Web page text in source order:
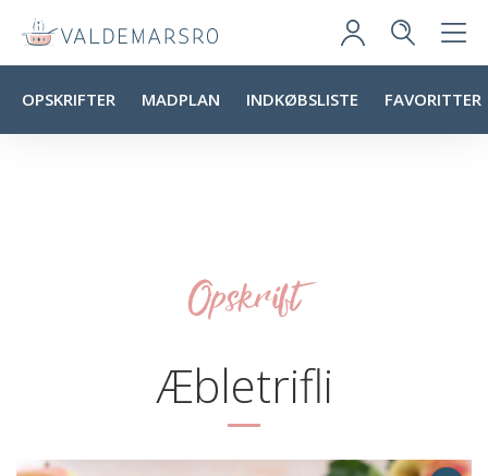
OPSKRIFTER MADPLAN INDKØBSLISTE FAVORITTER
Opskrift
Æbletrifli